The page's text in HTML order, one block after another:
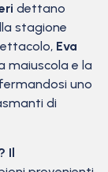
dettano
stagione
Eva
maiuscola e la
uno
di
Il